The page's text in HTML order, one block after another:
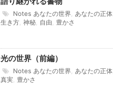
Notes あなたの世界 あなたの正体
生き方 神秘 自由 豊かさ
光の世界（前編）
Notes あなたの世界 あなたの正体
真実 豊かさ